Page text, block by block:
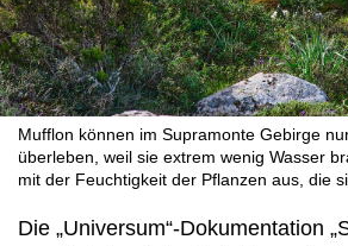
Mufflon können im Supramonte Gebirge
überleben, weil sie extrem wenig Wasser
mit der Feuchtigkeit der Pflanzen aus, die
Die „Universum“-Dokumentation